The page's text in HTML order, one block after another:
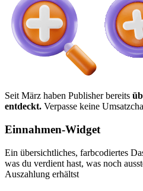
Seit März haben Publisher bereits
entdeckt. Verpasse keine
Einnahmen-Widget
Ein übersichtliches, farbcodiertes
was du verdient hast, was noch
Auszahlung erhältst